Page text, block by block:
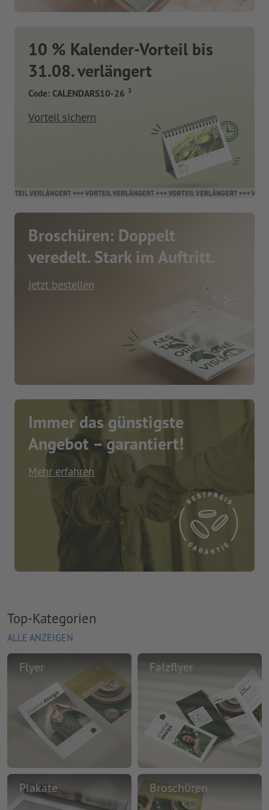
10 % Kalender-Vorteil bis
31.08. verlängert
Code: CALENDARS10-26 3
Vorteil sichern
Broschüren: Doppelt
veredelt. Stark im Auftritt.
Jetzt bestellen
Immer das günstigste
Angebot – garantiert!
Mehr erfahren
Top-Kategorien
ALLE ANZEIGEN
Flyer Falzflyer
Plakate Broschüren